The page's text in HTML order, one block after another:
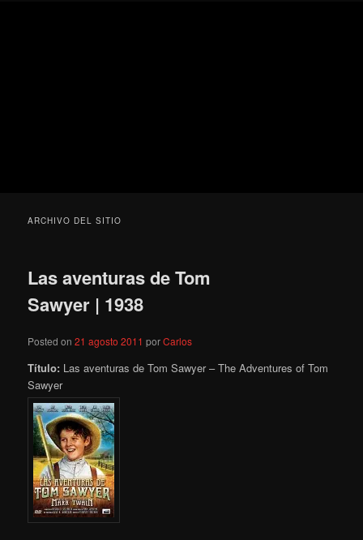
ARCHIVO DEL SITIO
Las aventuras de Tom
Sawyer | 1938
Posted on21 agosto 2011 porCarlos
Título: Las aventuras de Tom Sawyer – The Adventures of Tom
Sawyer